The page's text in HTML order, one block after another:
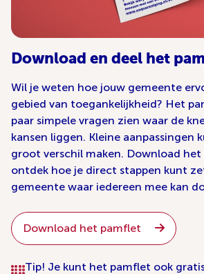
Download en deel het
Wil je weten hoe jouw gemeente
gebied van toegankelijkheid? Het
paar simpele vragen zien waar de
kansen liggen. Kleine aanpassingen
groot verschil maken. Download
ontdek hoe je direct stappen kunt
gemeente waar iedereen mee kan
Download het pamflet
Tip! Je kunt het pamflet ook